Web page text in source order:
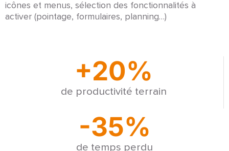
icônes et menus, sélection des fonctionnalités à
activer (pointage, formulaires, planning…)
+20%
de productivité terrain
-35%
de temps perdu